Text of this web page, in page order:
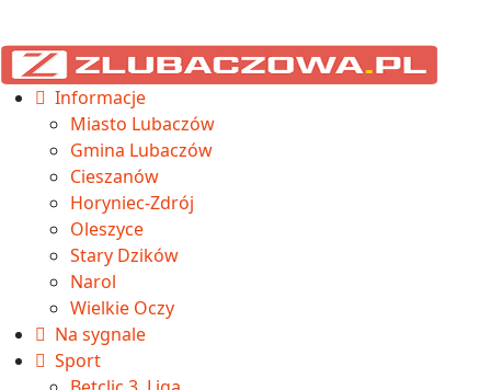
Informacje
Miasto Lubaczów
Gmina Lubaczów
Cieszanów
Horyniec-Zdrój
Oleszyce
Stary Dzików
Narol
Wielkie Oczy
Na sygnale
Sport